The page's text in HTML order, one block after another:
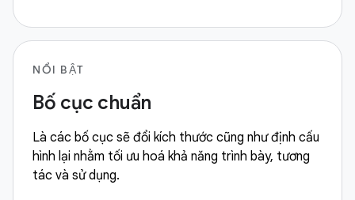
NỔI BẬT
Bố cục chuẩn
Là các bố cục sẽ đổi kích thước cũng như định cấu
hình lại nhằm tối ưu hoá khả năng trình bày, tương
tác và sử dụng.